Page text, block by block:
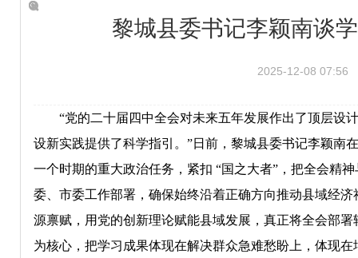
黎城县委书记李颖南谈
2025-12-08 07:56
“党的二十届四中全会对未来五年发展作出了顶层设计
设新实践提供了科学指引。”日前，黎城县委书记李颖南
一个时期的重大政治任务，紧扣 “国之大者”，把全会精
委、市委工作部署，确保始终沿着正确方向推动县域经
源禀赋，用党的创新理论赋能县域发展，真正将全会部
为核心，把学习成果体现在解决群众急难愁盼上，体现